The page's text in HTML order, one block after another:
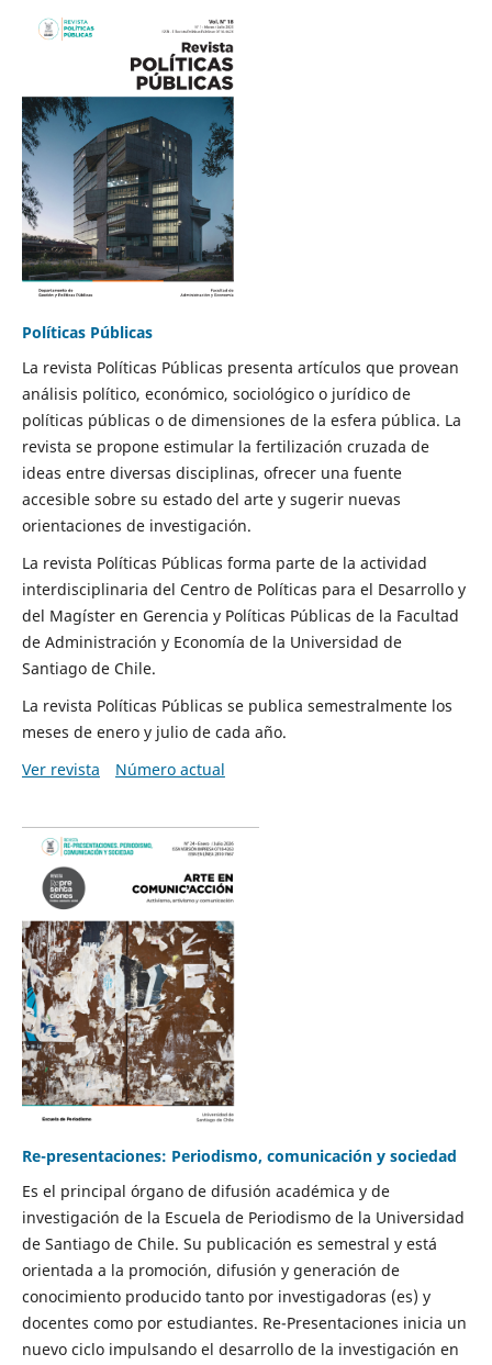
Políticas Públicas
La revista Políticas Públicas presenta artículos que provean
análisis político, económico, sociológico o jurídico de
políticas públicas o de dimensiones de la esfera pública. La
revista se propone estimular la fertilización cruzada de
ideas entre diversas disciplinas, ofrecer una fuente
accesible sobre su estado del arte y sugerir nuevas
orientaciones de investigación.
La revista Políticas Públicas forma parte de la actividad
interdisciplinaria del Centro de Políticas para el Desarrollo y
del Magíster en Gerencia y Políticas Públicas de la Facultad
de Administración y Economía de la Universidad de
Santiago de Chile.
La revista Políticas Públicas se publica semestralmente los
meses de enero y julio de cada año.
Ver revista
Número actual
Re-presentaciones: Periodismo, comunicación y sociedad
Es el principal órgano de difusión académica y de
investigación de la Escuela de Periodismo de la Universidad
de Santiago de Chile. Su publicación es semestral y está
orientada a la promoción, difusión y generación de
conocimiento producido tanto por investigadoras (es) y
docentes como por estudiantes. Re-Presentaciones inicia un
nuevo ciclo impulsando el desarrollo de la investigación en